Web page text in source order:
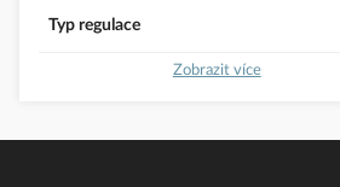
Typ regulace
Zobrazit více